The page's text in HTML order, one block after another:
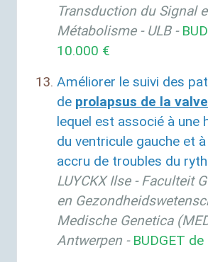
Transduction du Signal
Métabolisme - ULB-
10.000 €
Améliorer le suivi des
de prolapsus de la
lequel est associé à une
du ventricule gauche et
accru de troubles du
LUYCKXIlse - Faculteit
en
Medische Genetica (
Antwerpen - BUDGET de